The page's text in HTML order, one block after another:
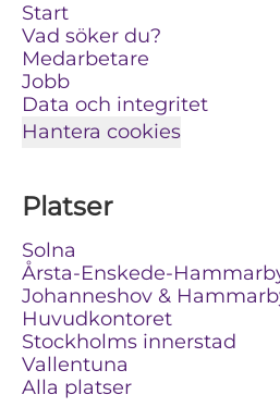
Start
Vad söker du?
Medarbetare
Jobb
Data och integritet
Hantera cookies
Platser
Solna
Årsta-Enskede-
Johanneshov &
Huvudkontoret
Stockholms innerstad
Vallentuna
Alla platser